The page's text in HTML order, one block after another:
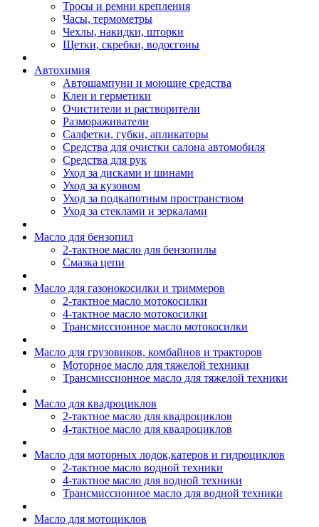
Тросы и ремни крепления
Часы, термометры
Чехлы, накидки, шторки
Щетки, скребки, водосгоны
Автохимия
Автошампуни и моющие средства
Клеи и герметики
Очистители и растворители
Размораживатели
Салфетки, губки, апликаторы
Средства для очистки салона автомобиля
Средства для рук
Уход за дисками и шинами
Уход за кузовом
Уход за подкапотным пространством
Уход за стеклами и зеркалами
Масло для бензопил
2-тактное масло для бензопилы
Cмазка цепи
Масло для газонокосилки и триммеров
2-тактное масло мотокосилки
4-тактное масло мотокосилки
Трансмиссионное масло мотокосилки
Масло для грузовиков, комбайнов и тракторов
Моторное масло для тяжелой техники
Трансмиссионное масло для тяжелой техники
Масло для квадроциклов
2-тактное масло для квадроциклов
4-тактное масло для квадроциклов
Масло для моторных лодок,катеров и гидроциклов
2-тактное масло водной техники
4-тактное масло для водной техники
Трансмиссионное масло для водной техники
Масло для мотоциклов